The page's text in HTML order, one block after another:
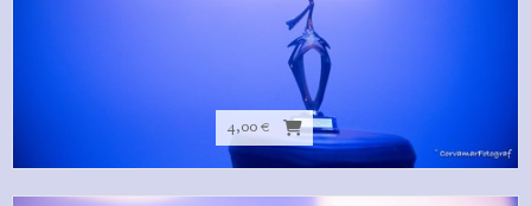
4,00 €